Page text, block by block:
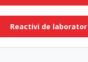
Reactivi de laborator